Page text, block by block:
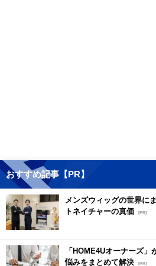
おすすめ記事【PR】
メンズウィッグの世界に
トネイチャーの真価 [PR]
「HOME4Uオーナーズ
悩みをまとめて解決 [PR]